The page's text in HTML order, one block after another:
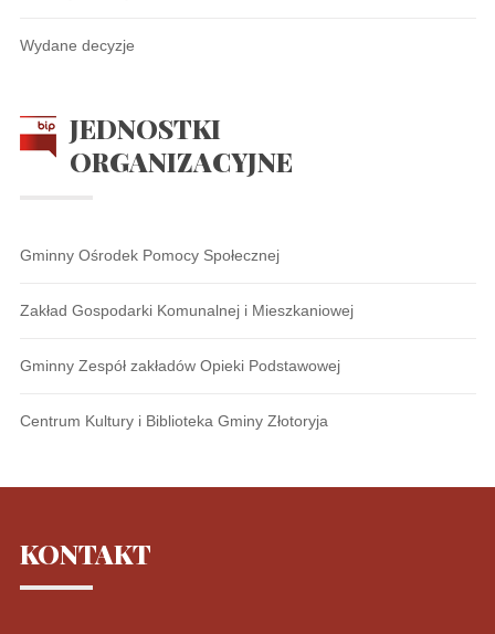
Wydane decyzje
JEDNOSTKI
ORGANIZACYJNE
Gminny Ośrodek Pomocy Społecznej
Zakład Gospodarki Komunalnej i Mieszkaniowej
Gminny Zespół zakładów Opieki Podstawowej
Centrum Kultury i Biblioteka Gminy Złotoryja
KONTAKT